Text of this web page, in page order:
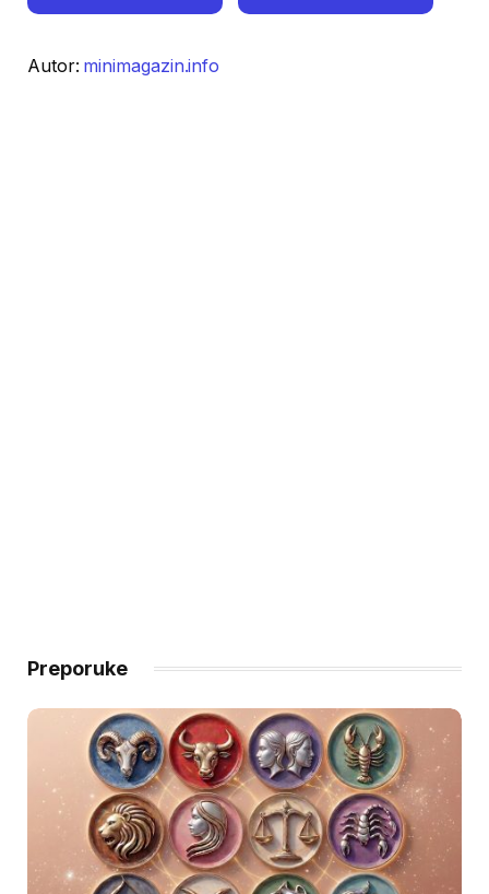
Autor: minimagazin.info
Preporuke